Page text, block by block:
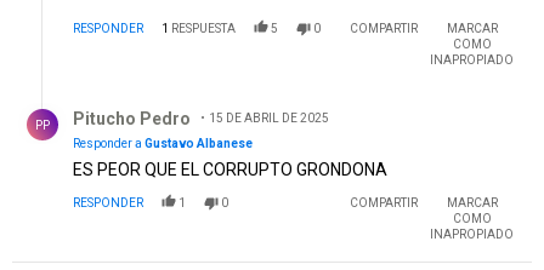
armaron un torneo impresentable con tal de favorecer a
RESPONDER 1 RESPUESTA 5 0 COMPARTIR
MARCAR
COMO
INAPROPIADO
PP Pitucho Pedro
15 DE ABRIL DE 2025
Responder a Gustavo Albanese
ES PEOR QUE EL CORRUPTO GRONDONA
RESPONDER 1 0 COMPARTIR
MARCAR
COMO
INAPROPIADO